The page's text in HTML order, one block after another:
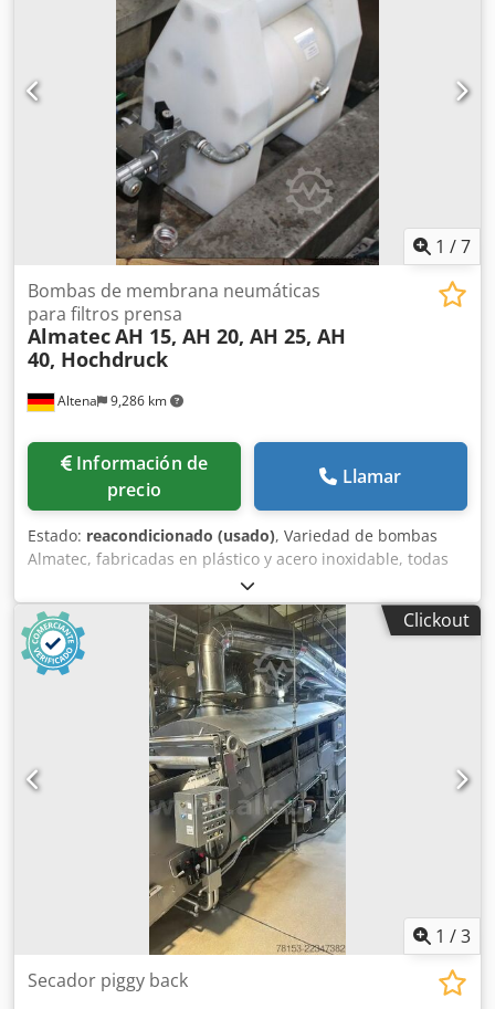
1 /7
Altena 9,286 km
Bombas de membrana neumáticas
para filtros prensa
AlmatecAH 15, AH 20, AH 25, AH
40, Hochdruck
Información de
precio
Llamar
Estado: reacondicionado (usado), Variedad de bombas
Almatec, fabricadas en plástico y acero inoxidable, todas
las medidas de la serie AH, completamente revisadas y
disponibles en un plazo de entrega corto. Dcedefcy A
Hepfx Adpsk
Clickout
1 /3
Secador piggy back